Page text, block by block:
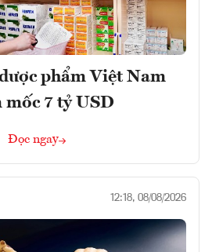
phẩm Việt Nam
mốc 7 tỷ USD
Đọc ngay
12:18, 08/08/2026